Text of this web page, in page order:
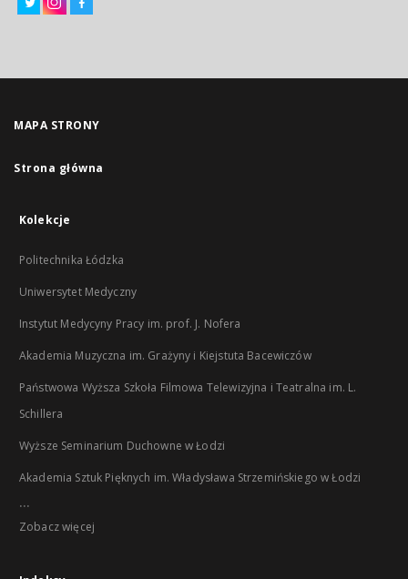
MAPA STRONY
Strona główna
Kolekcje
Politechnika Łódzka
Uniwersytet Medyczny
Instytut Medycyny Pracy im. prof. J. Nofera
Akademia Muzyczna im. Grażyny i Kiejstuta Bacewiczów
Państwowa Wyższa Szkoła Filmowa Telewizyjna i Teatralna im. L.
Schillera
Wyższe Seminarium Duchowne w Łodzi
Akademia Sztuk Pięknych im. Władysława Strzemińskiego w Łodzi
...
Zobacz więcej